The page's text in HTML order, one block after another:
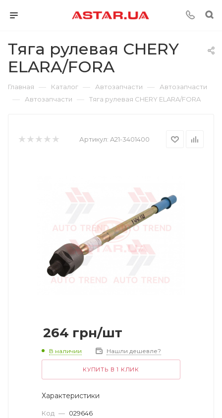
Тяга рулевая CHERY
ELARA/FORA
Главная — Каталог — Автозапчасти — Автозапчасти
— Автозапчасти — Тяга рулевая CHERY ELARA/FORA
Артикул: A21-3401400
264 грн/шт
В наличии Нашли дешевле?
КУПИТЬ В 1 КЛИК
Характеристики
Код — 029646